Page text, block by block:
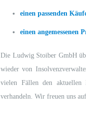
einen passenden
einen angemessenen
Die Ludwig Stoiber GmbH
wieder von
vielen Fällen den aktuellen
verhandeln. Wir freuen uns